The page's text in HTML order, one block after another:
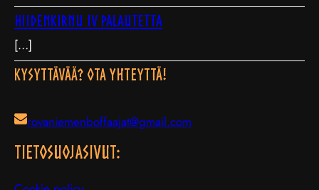
Hiidenkirnu IV palautetta
[…]
Kysyttävää? Ota yhteyttä!
rovaniemenboffaajat@gmail.com
TIETOSUOJAsivut: